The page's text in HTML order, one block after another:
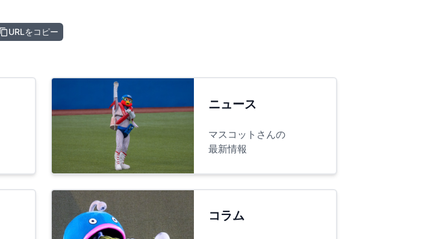
URLをコピー
ニュース
マスコットさんの
最新情報
コラム